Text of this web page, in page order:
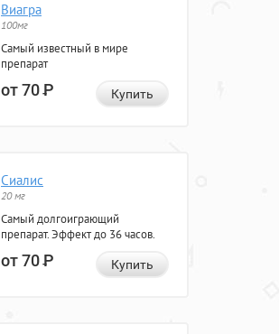
Виагра
100мг
Самый известный в мире
препарат
от 70Р Купить
Сиалис
20 мг
Самый долгоиграющий
препарат. Эффект до 36 часов.
от 70Р Купить